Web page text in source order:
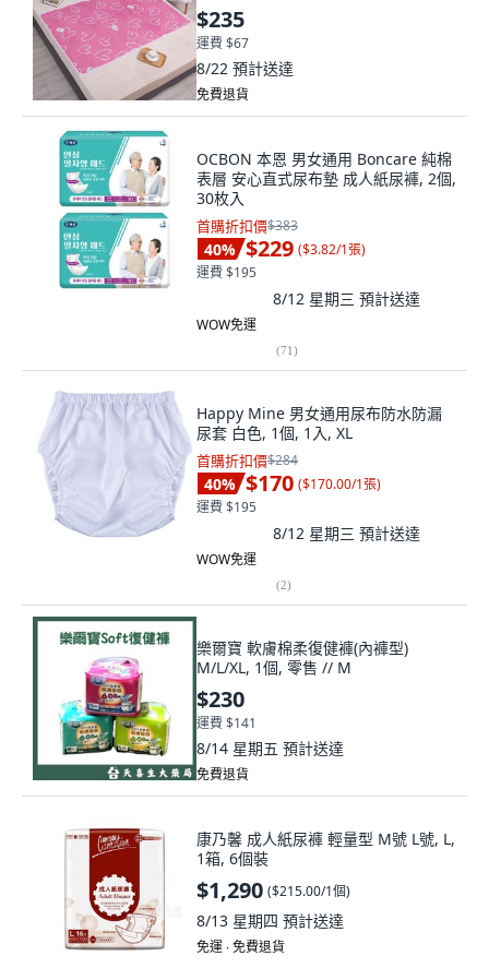
$235
運費 $67
8/22 預計送達
免費退貨
OCBON 本恩 男女通用 Boncare 純棉
表層 安心直式尿布墊 成人紙尿褲, 2個,
30枚入
首購折扣價$383
40% $229 ($3.82/1張)
運費 $195
8/12 星期三 預計送達
WOW免運
(71)
Happy Mine 男女通用尿布防水防漏
尿套 白色, 1個, 1入, XL
首購折扣價$284
40% $170 ($170.00/1張)
運費 $195
8/12 星期三 預計送達
WOW免運
(2)
樂爾寶 軟膚棉柔復健褲(內褲型)
M/L/XL, 1個, 零售 // M
$230
運費 $141
8/14 星期五 預計送達
免費退貨
康乃馨 成人紙尿褲 輕量型 M號 L號, L,
1箱, 6個裝
$1,290 ($215.00/1個)
8/13 星期四 預計送達
免運 ∙ 免費退貨